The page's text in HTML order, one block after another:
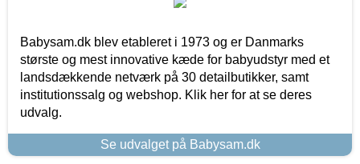
Babysam.dk blev etableret i 1973 og er Danmarks
største og mest innovative kæde for babyudstyr med et
landsdækkende netværk på 30 detailbutikker, samt
institutionssalg og webshop. Klik her for at se deres
udvalg.
Se udvalget på Babysam.dk